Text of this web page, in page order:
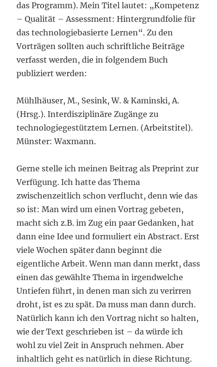
das Programm). Mein Titel lautet: „Kompetenz
– Qualität – Assessment: Hintergrundfolie für
das technologiebasierte Lernen“. Zu den
Vorträgen sollten auch schriftliche Beiträge
verfasst werden, die in folgendem Buch
publiziert werden:
Mühlhäuser, M., Sesink, W. & Kaminski, A.
(Hrsg.). Interdisziplinäre Zugänge zu
technologiegestütztem Lernen. (Arbeitstitel).
Münster: Waxmann.
Gerne stelle ich meinen Beitrag als Preprint zur
Verfügung. Ich hatte das Thema
zwischenzeitlich schon verflucht, denn wie das
so ist: Man wird um einen Vortrag gebeten,
macht sich z.B. im Zug ein paar Gedanken, hat
dann eine Idee und formuliert ein Abstract. Erst
viele Wochen später dann beginnt die
eigentliche Arbeit. Wenn man dann merkt, dass
einen das gewählte Thema in irgendwelche
Untiefen führt, in denen man sich zu verirren
droht, ist es zu spät. Da muss man dann durch.
Natürlich kann ich den Vortrag nicht so halten,
wie der Text geschrieben ist – da würde ich
wohl zu viel Zeit in Anspruch nehmen. Aber
inhaltlich geht es natürlich in diese Richtung.